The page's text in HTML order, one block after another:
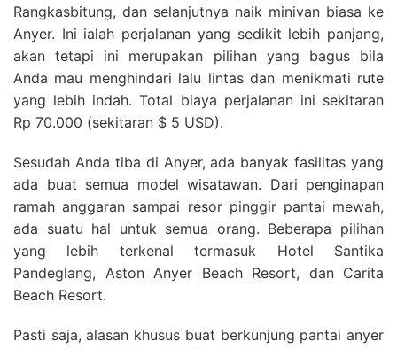
Rangkasbitung, dan selanjutnya naik minivan biasa ke
Anyer. Ini ialah perjalanan yang sedikit lebih panjang,
akan tetapi ini merupakan pilihan yang bagus bila
Anda mau menghindari lalu lintas dan menikmati rute
yang lebih indah. Total biaya perjalanan ini sekitaran
Rp 70.000 (sekitaran $ 5 USD).
Sesudah Anda tiba di Anyer, ada banyak fasilitas yang
ada buat semua model wisatawan. Dari penginapan
ramah anggaran sampai resor pinggir pantai mewah,
ada suatu hal untuk semua orang. Beberapa pilihan
yang lebih terkenal termasuk Hotel Santika
Pandeglang, Aston Anyer Beach Resort, dan Carita
Beach Resort.
Pasti saja, alasan khusus buat berkunjung pantai anyer